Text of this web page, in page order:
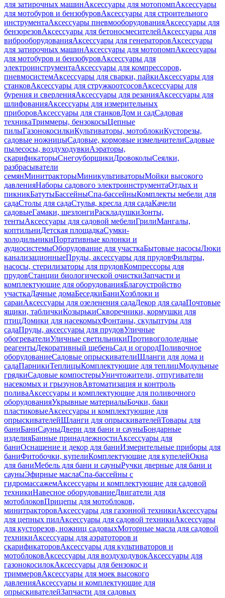
для затирочных машинАксессуары для мотопомпАксессуары
для мотобуров и бензобуровАксессуары для строительного
инструментаАксессуары пневмооборудованияАксессуары для
бензорезовАксессуары для бетоносмесителейАксессуары для
виброоборудованияАксессуары для генераторовАксессуары
для затирочных машинАксессуары для мотопомпАксессуары
для мотобуров и бензобуровАксессуары для
электроинструментаАксессуары для компрессоров,
пневмосистемАксессуары для сварки, пайкиАксессуары для
станковАксессуары для стружкоотсосовАксессуары для
бурения и сверленияАксессуары для резанияАксессуары для
шлифованияАксессуары для измерительных
приборовАксессуары для станковДом и садСадовая
техникаТриммеры, бензокосыЦепные
пилыГазонокосилкиКультиваторы, мотоблокиКусторезы,
садовые ножницыСадовые, кормовые измельчителиСадовые
пылесосы, воздуходувкиАэраторы,
скарификаторыСнегоуборщикиДровоколыСеялки,
разбрасыватели
семянМинитракторыМиникультиваторыМойки высокого
давленияНаборы садового электроинструментаОтдых и
пикникБатутыБассейныСпа-бассейныКомплекты мебели для
садаСтолы для садаСтулья, кресла для садаКачели
садовыеГамаки, шезлонгиРаскладушкиЗонты,
тентыАксессуары для садовой мебелиГрилиМангалы,
коптильниДетская площадкаСумки-
холодильникиПортативные колонки и
аудиосистемыОборудование для участкаБытовые насосыЛюки
канализационныеПруды, аксессуары для прудовФильтры,
насосы, стерилизаторы для прудовКомпрессоры для
прудовСтанции биологической очисткиЗапчасти и
комплектующие для оборудованияБлагоустройство
участкаДачные домаБеседкиБаниХозблоки и
сараиАксессуары для озеленения садаДекор для садаПочтовые
ящики, табличкиКозырькиСкворечники, кормушки для
птицДомики для насекомыхФонтаны, скульптуры для
садаПруды, аксессуары для прудовУличные
обогревателиУличные светильникиПротивогололедные
реагентыДекоративный щебеньСад и огородПоливочное
оборудованиеСадовые опрыскивателиШланги для дома и
садаПарникиТеплицыКомплектующие для теплицМодульные
грядкиСадовые компостерыУничтожители, отпугиватели
насекомых и грызуновАвтоматизация и контроль
поливаАксессуары и комплектующие для поливочного
оборудованияУкрывные материалыБочки, баки
пластиковыеАксессуары и комплектующие для
опрыскивателейШланги для опрыскивателейТовары для
баниБаниСауныДвери для бани и сауныБондарные
изделияБанные принадлежностиАксессуары для
баниОснащение и декор для баниИзмерительные приборы для
баниФитобочки, купелиКомплектующие для купелейОкна
для баниМебель для бани и сауныРучки дверные для бани и
сауныЭфирные маслаСпа-бассейны с
гидромассажемАксессуары и комплектующие для садовой
техникиНавесное оборудованиеДвигатели для
мотоблоковПрицепы для мотоблоков,
минитракторовАксессуары для газонной техникиАксессуары
для цепных пилАксессуары для садовой техникиАксессуары
для кусторезов, ножниц садовыхМоторные масла для садовой
техникиАксессуары для аэратоторов и
скарификаторовАксессуары для культиваторов и
мотоблоковАксессуары для воздуходувокАксессуары для
газонокосилокАксессуары для бензокос и
триммеровАксессуары для моек высокого
давленияАксессуары и комплектующие для
опрыскивателейЗапчасти для садовых